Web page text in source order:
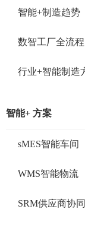
智能+制造趋势
数智工厂全流程
行业+智能制造
智能+ 方案
sMES智能车间
WMS智能物流
SRM供应商协同